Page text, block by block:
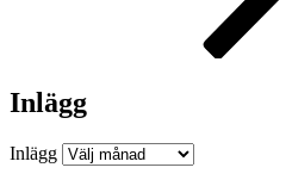
Inlägg
Inlägg